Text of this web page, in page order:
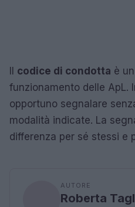
Il codice di condotta è
funzionamento delle ApL.
opportuno segnalare
modalità indicate. La
differenza per sé stessi e
AUTORE
Roberta